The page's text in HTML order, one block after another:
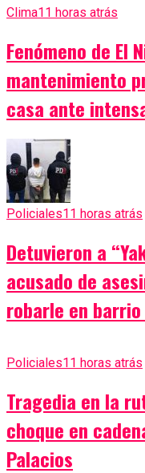
Clima11 horas atrás
Fenómeno de El
mantenimiento
casa ante
Policiales11 horas atrás
Detuvieron a
acusado de
robarle en
Policiales11 horas atrás
Tragedia en la
choque en
Palacios